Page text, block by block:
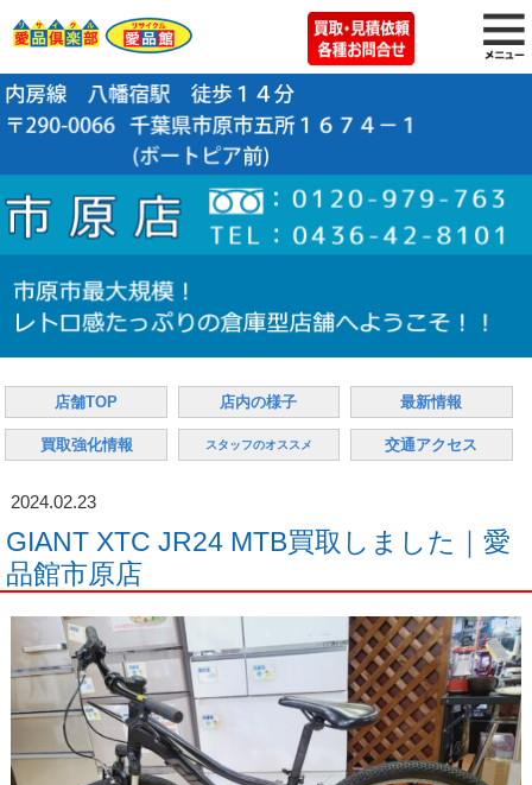
店舗TOP 店内の様子 最新情報
買取強化情報 スタッフのオススメ 交通アクセス
2024.02.23
GIANT XTC JR24 MTB買取しました｜愛
品館市原店